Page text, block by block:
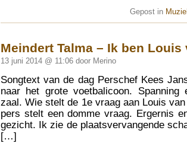
Gepost in
Meindert Talma – Ik ben Louis
13 juni 2014 @ 11:06 door Merino
Songtext van de dag Perschef Kees
naar het grote voetbalicoon.
zaal. Wie stelt de 1e vraag aan Louis
pers stelt een domme vraag. Ergernis
gezicht. Ik zie de plaatsvervangende
[…]